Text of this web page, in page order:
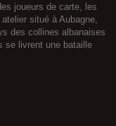
joueurs de carte, les
situé à Aubagne,
des collines albanaises
se livrent une bataille